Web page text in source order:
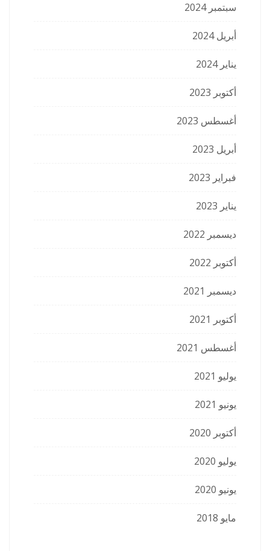
سبتمبر 2024
أبريل 2024
يناير 2024
أكتوبر 2023
أغسطس 2023
أبريل 2023
فبراير 2023
يناير 2023
ديسمبر 2022
أكتوبر 2022
ديسمبر 2021
أكتوبر 2021
أغسطس 2021
يوليو 2021
يونيو 2021
أكتوبر 2020
يوليو 2020
يونيو 2020
مايو 2018